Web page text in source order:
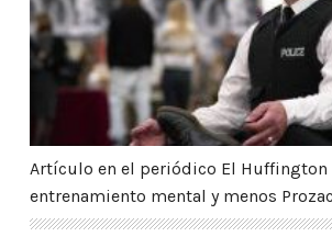
Artículo en el periódico El Huffington
entrenamiento mental y menos